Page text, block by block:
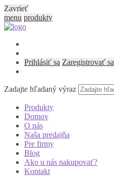
Zavrieť
menu produkty
Prihlásiť sa Zaregistrovať sa
Zadajte hľadaný výraz
Produkty
Domov
O nás
Naša predajňa
Pre firmy
Blog
Ako u nás nakupovať?
Kontakt